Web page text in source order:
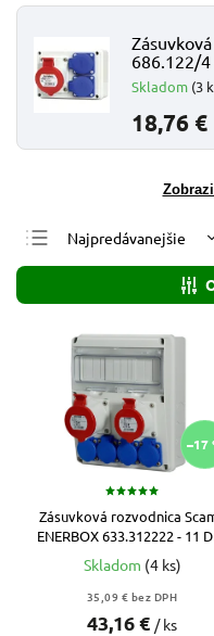
686.122/
Skladom (3
18,76 €
Najpredávanejšie
Najlacnejšie
Najdrahšie
Abecedne
–17
Zásuvková rozvodnica
ENERBOX 633.312222 - 11
(bez istenia)
Skladom (4 ks)
35,09 € bez DPH
43,16 € / ks